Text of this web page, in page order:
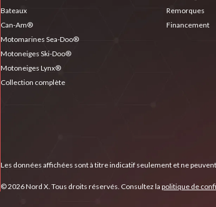
Bateaux
Can-Am®
Motomarines Sea-Doo®
Motoneiges Ski-Doo®
Motoneiges Lynx®
Collection complète
Remorques
Financement
Les données affichées sont à titre indicatif seulement et ne
© 2026 Nord X. Tous droits réservés. Consultez la politique de